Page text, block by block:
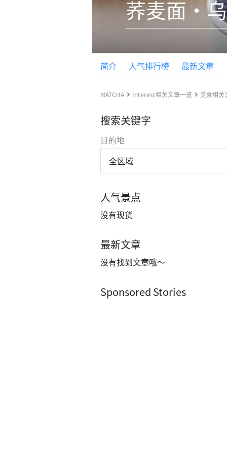
荞麦面・
简介 人气排行榜 最新文章
MATCHA Interest相关文章一览 美食相关
搜索关键字
目的地
全区域
人气景点
没有现货
最新文章
没有找到文章哦～
Sponsored Stories